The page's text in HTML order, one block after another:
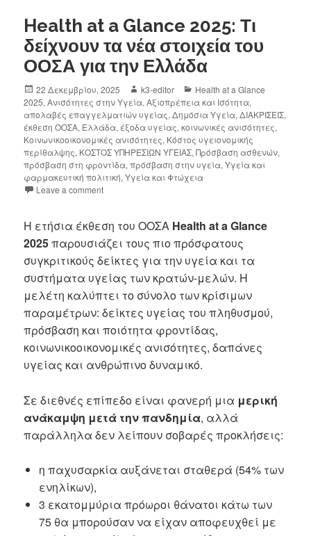
Health at a Glance 2025: Τι
δείχνουν τα νέα στοιχεία του
ΟΟΣΑ για την Ελλάδα
22 Δεκεμβρίου, 2025 k3-editor
Health at a Glance
2025,Ανισότητες στην Υγεία,Αξιοπρέπεια και Ισότητα,
απολαβές επαγγελματιών υγείας,Δημόσια Υγεία,ΔΙΑΚΡΙΣΕΙΣ,
έκθεση ΟΟΣΑ, Ελλάδα, έξοδα υγείας,κοινωνικές ανισότητες,
Κοινωνικοοικονομικές ανισότητες, Κόστος υγειονομικής
περίθαλψης, ΚΟΣΤΟΣ ΥΠΗΡΕΣΙΩΝ ΥΓΕΙΑΣ,Πρόσβαση ασθενών,
πρόσβαση στη φροντίδα,πρόσβαση στην υγεία,Υγεία και
φαρμακευτική πολιτική,Υγεία και Φτώχεια
Leave a comment
Η ετήσια έκθεση του ΟΟΣΑ Health at a Glance
2025παρουσιάζει τους πιο πρόσφατους
συγκριτικούς δείκτες για την υγεία και τα
συστήματα υγείας των κρατών-μελών. Η
μελέτη καλύπτει το σύνολο των κρίσιμων
παραμέτρων: δείκτες υγείας του πληθυσμού,
πρόσβαση και ποιότητα φροντίδας,
κοινωνικοοικονομικές ανισότητες, δαπάνες
υγείας και ανθρώπινο δυναμικό.
Σε διεθνές επίπεδο είναι φανερή μια μερική
ανάκαμψη μετά την πανδημία, αλλά
παράλληλα δεν λείπουν σοβαρές προκλήσεις:
η παχυσαρκία αυξάνεται σταθερά (54% των
ενηλίκων),
3 εκατομμύρια πρόωροι θάνατοι κάτω των
75 θα μπορούσαν να είχαν αποφευχθεί με